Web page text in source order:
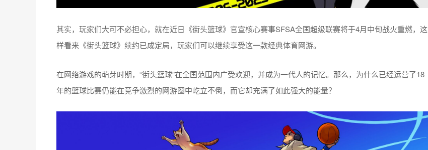
其实，玩家们大可不必担心，就在近日《街头篮球》官宣核心赛事SFSA全国超级联赛将于4月中旬战火重燃，这
样看来《街头篮球》续约已成定局，玩家们可以继续享受这一款经典体育网游。
在网络游戏的萌芽时期，“街头篮球”在全国范围内广受欢迎，并成为一代人的记忆。那么，为什么已经运营了18
年的篮球比赛仍能在竞争激烈的网游圈中屹立不倒，而它却充满了如此强大的能量？